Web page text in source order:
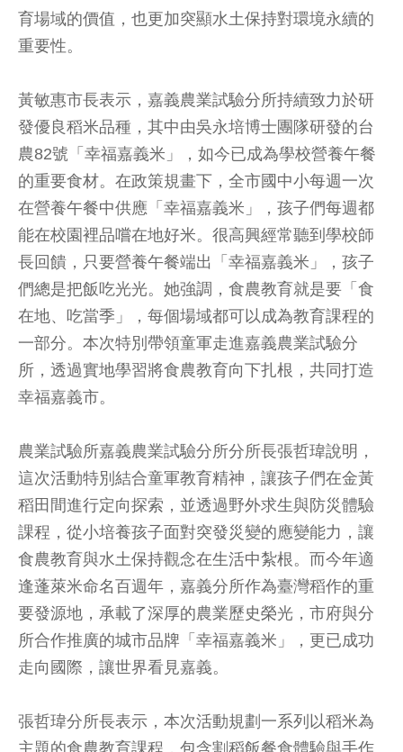
育場域的價值，也更加突顯水土保持對環境永續的
重要性。
黃敏惠市長表示，嘉義農業試驗分所持續致力於研
發優良稻米品種，其中由吳永培博士團隊研發的台
農82號「幸福嘉義米」，如今已成為學校營養午餐
的重要食材。在政策規畫下，全市國中小每週一次
在營養午餐中供應「幸福嘉義米」，孩子們每週都
能在校園裡品嚐在地好米。很高興經常聽到學校師
長回饋，只要營養午餐端出「幸福嘉義米」，孩子
們總是把飯吃光光。她強調，食農教育就是要「食
在地、吃當季」，每個場域都可以成為教育課程的
一部分。本次特別帶領童軍走進嘉義農業試驗分
所，透過實地學習將食農教育向下扎根，共同打造
幸福嘉義市。
農業試驗所嘉義農業試驗分所分所長張哲瑋說明，
這次活動特別結合童軍教育精神，讓孩子們在金黃
稻田間進行定向探索，並透過野外求生與防災體驗
課程，從小培養孩子面對突發災變的應變能力，讓
食農教育與水土保持觀念在生活中紮根。而今年適
逢蓬萊米命名百週年，嘉義分所作為臺灣稻作的重
要發源地，承載了深厚的農業歷史榮光，市府與分
所合作推廣的城市品牌「幸福嘉義米」，更已成功
走向國際，讓世界看見嘉義。
張哲瑋分所長表示，本次活動規劃一系列以稻米為
主題的食農教育課程，包含割稻飯餐食體驗與手作